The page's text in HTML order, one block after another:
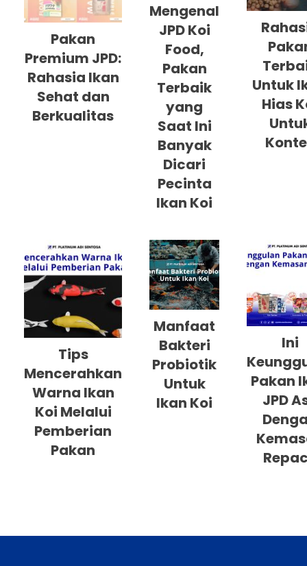
Pakan
Premium JPD:
Rahasia Ikan
Sehat dan
Berkualitas
Mengenal
JPD Koi
Food,
Pakan
Terbaik
yang
Saat Ini
Banyak
Dicari
Pecinta
Ikan Koi
Untuk
Hias
Tips
Mencerahkan
Warna Ikan
Koi Melalui
Pemberian
Pakan
Manfaat
Bakteri
Probiotik
Untuk
Ikan Koi
Ini
Pakan
JPD